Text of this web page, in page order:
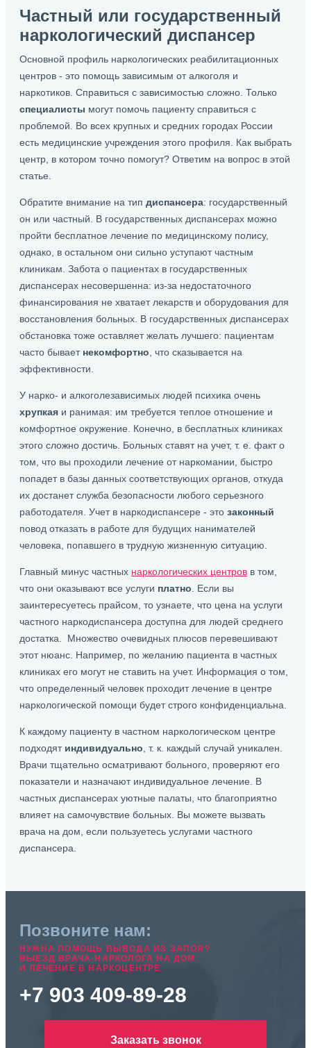
Частный или государственный
наркологический диспансер
Основной профиль наркологических реабилитационных
центров - это помощь зависимым от алкоголя и
наркотиков. Справиться с зависимостью сложно. Только
специалисты могут помочь пациенту справиться с
проблемой. Во всех крупных и средних городах России
есть медицинские учреждения этого профиля. Как выбрать
центр, в котором точно помогут? Ответим на вопрос в этой
статье.
Обратите внимание на тип диспансера: государственный
он или частный. В государственных диспансерах можно
пройти бесплатное лечение по медицинскому полису,
однако, в остальном они сильно уступают частным
клиникам. Забота о пациентах в государственных
диспансерах несовершенна: из-за недостаточного
финансирования не хватает лекарств и оборудования для
восстановления больных. В государственных диспансерах
обстановка тоже оставляет желать лучшего: пациентам
часто бывает некомфортно , что сказывается на
эффективности.
У нарко- и алкоголезависимых людей психика очень
хрупкая и ранимая: им требуется теплое отношение и
комфортное окружение. Конечно, в бесплатных клиниках
этого сложно достичь. Больных ставят на учет, т. е. факт о
том, что вы проходили лечение от наркомании, быстро
попадет в базы данных соответствующих органов, откуда
их достанет служба безопасности любого серьезного
работодателя. Учет в наркодиспансере - это законный
повод отказать в работе для будущих нанимателей
человека, попавшего в трудную жизненную ситуацию.
Главный минус частных наркологических центров в том,
что они оказывают все услуги платно . Если вы
заинтересуетесь прайсом, то узнаете, что цена на услуги
частного наркодиспансера доступна для людей среднего
достатка. Множество очевидных плюсов перевешивают
этот нюанс. Например, по желанию пациента в частных
клиниках его могут не ставить на учет. Информация о том,
что определенный человек проходит лечение в центре
наркологической помощи будет строго конфиденциальна.
К каждому пациенту в частном наркологическом центре
подходят индивидуально , т. к. каждый случай уникален.
Врачи тщательно осматривают больного, проверяют его
показатели и назначают индивидуальное лечение. В
частных диспансерах уютные палаты, что благоприятно
влияет на самочувствие больных. Вы можете вызвать
врача на дом, если пользуетесь услугами частного
диспансера.
Позвоните нам:
НУЖНА ПОМОЩЬ ВЫВОДА ИЗ ЗАПОЯ?
ВЫЕЗД ВРАЧА-НАРКОЛОГА НА ДОМ
И ЛЕЧЕНИЕ В НАРКОЦЕНТРЕ
+7 903 409-89-28
Заказать звонок